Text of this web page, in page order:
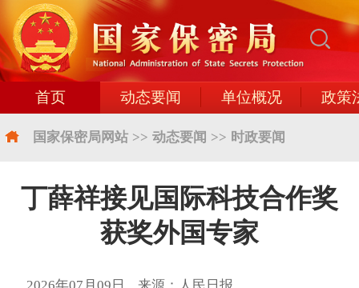
首页 动态要闻 单位概况 政策
国家保密局网站 >> 动态要闻 >> 时政要闻
丁薛祥接见国际科技合作奖
获奖外国专家
2026年07月09日 来源：人民日报